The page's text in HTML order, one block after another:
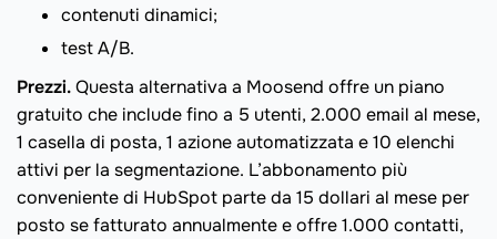
contenuti dinamici;
test A/B.
Prezzi.Questa alternativa a Moosend offre un piano
gratuito che include fino a 5 utenti, 2.000 email al mese,
1 casella di posta, 1 azione automatizzata e 10 elenchi
attivi per la segmentazione. L’abbonamento più
conveniente di HubSpot parte da 15 dollari al mese per
posto se fatturato annualmente e offre 1.000 contatti,